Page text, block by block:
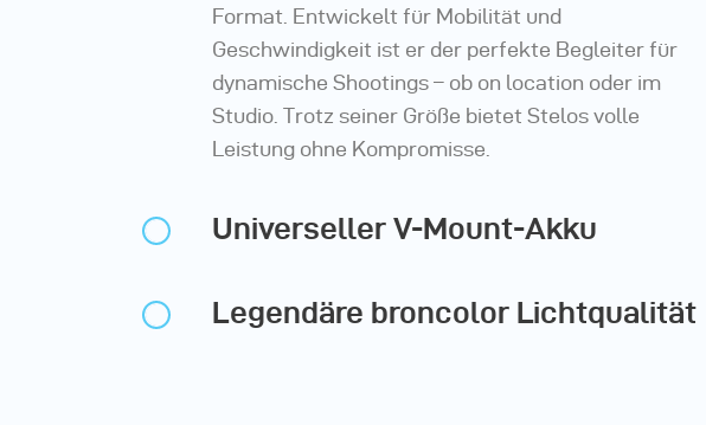
Format. Entwickelt für Mobilität und
Geschwindigkeit ist er der perfekte Begleiter für
dynamische Shootings – ob on location oder im
Studio. Trotz seiner Größe bietet Stelos volle
Leistung ohne Kompromisse.
Universeller V-Mount-Akku
Legendäre broncolor Lichtqualität